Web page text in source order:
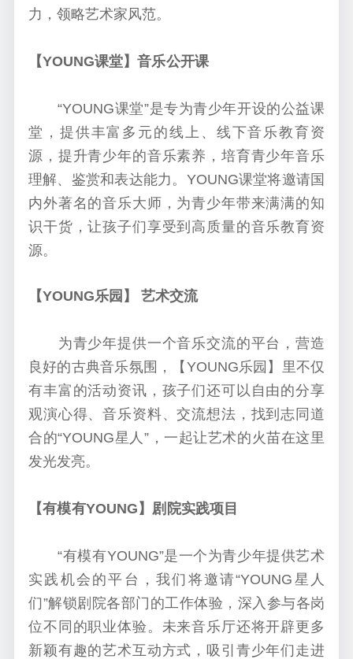
力，领略艺术家风范。
【YOUNG课堂】音乐公开课
“YOUNG课堂”是专为青少年开设的公益课
堂，提供丰富多元的线上、线下音乐教育资
源，提升青少年的音乐素养，培育青少年音乐
理解、鉴赏和表达能力。YOUNG课堂将邀请国
内外著名的音乐大师，为青少年带来满满的知
识干货，让孩子们享受到高质量的音乐教育资
源。
【YOUNG乐园】 艺术交流
为青少年提供一个音乐交流的平台，营造
良好的古典音乐氛围，【YOUNG乐园】里不仅
有丰富的活动资讯，孩子们还可以自由的分享
观演心得、音乐资料、交流想法，找到志同道
合的“YOUNG星人”，一起让艺术的火苗在这里
发光发亮。
【有模有YOUNG】剧院实践项目
“有模有YOUNG”是一个为青少年提供艺术
实践机会的平台，我们将邀请“YOUNG星人
们”解锁剧院各部门的工作体验，深入参与各岗
位不同的职业体验。未来音乐厅还将开辟更多
新颖有趣的艺术互动方式，吸引青少年们走进